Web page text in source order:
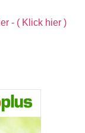
- ( Klick hier )